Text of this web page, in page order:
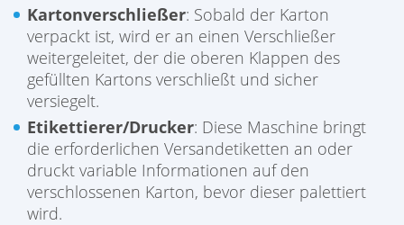
Kartonverschließer: Sobald der Karton
verpackt ist, wird er an einen Verschließer
weitergeleitet, der die oberen Klappen des
gefüllten Kartons verschließt und sicher
versiegelt.
Etikettierer/Drucker: Diese Maschine bringt
die erforderlichen Versandetiketten an oder
druckt variable Informationen auf den
verschlossenen Karton, bevor dieser palettiert
wird.